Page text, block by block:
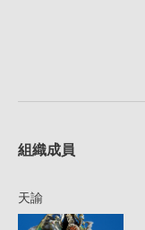
組織成員
天諭